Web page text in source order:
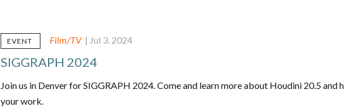
EVENT Film/TV | Jul 3. 2024
SIGGRAPH 2024
Join us in Denver for SIGGRAPH 2024. Come and learn more about Houdini 20.5 and
your work.